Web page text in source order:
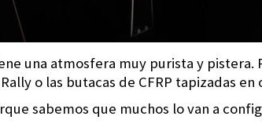
una atmosfera muy purista y pistera.
o las butacas de CFRP tapizadas en
sabemos que muchos lo van a